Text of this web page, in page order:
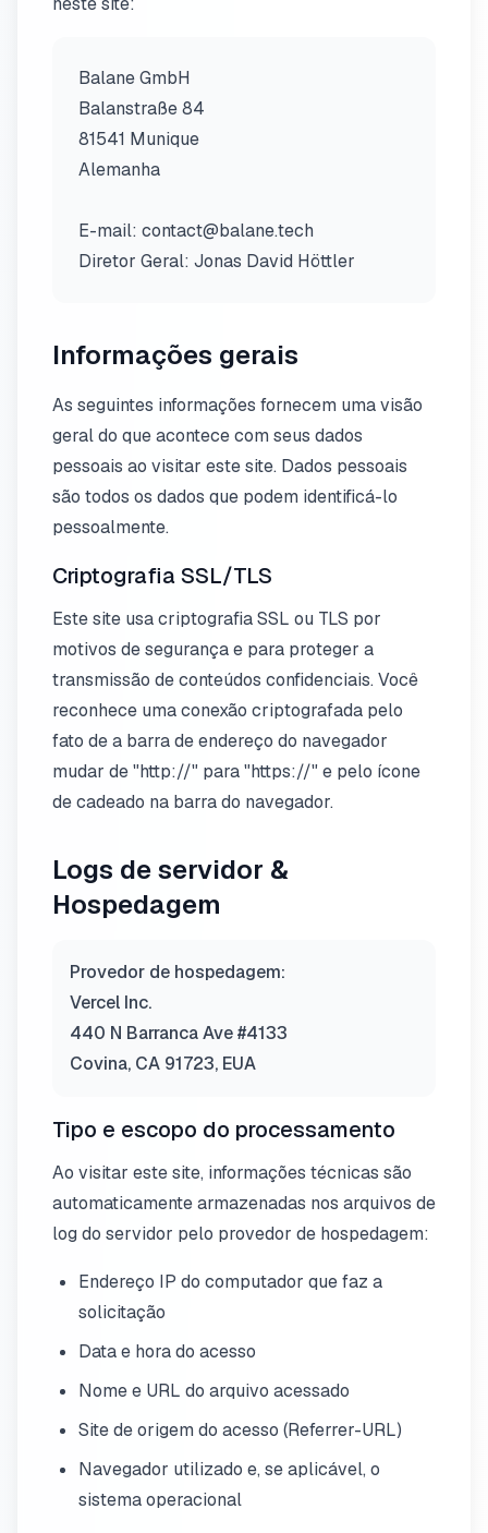
Balane GmbH
Balanstraße 84
81541 Munique
Alemanha
E-mail: contact@balane.tech
Diretor Geral: Jonas David Höttler
Informações gerais
As seguintes informações fornecem uma visão
geral do que acontece com seus dados
pessoais ao visitar este site. Dados pessoais
são todos os dados que podem identificá-lo
pessoalmente.
Criptografia SSL/TLS
Este site usa criptografia SSL ou TLS por
motivos de segurança e para proteger a
transmissão de conteúdos confidenciais. Você
reconhece uma conexão criptografada pelo
fato de a barra de endereço do navegador
mudar de "http://" para "https://" e pelo ícone
de cadeado na barra do navegador.
Logs de servidor &
Hospedagem
Provedor de hospedagem:
Vercel Inc.
440 N Barranca Ave #4133
Covina, CA 91723, EUA
Tipo e escopo do processamento
Ao visitar este site, informações técnicas são
automaticamente armazenadas nos arquivos de
log do servidor pelo provedor de hospedagem:
Endereço IP do computador que faz a
solicitação
Data e hora do acesso
Nome e URL do arquivo acessado
Site de origem do acesso (Referrer-URL)
Navegador utilizado e, se aplicável, o
sistema operacional